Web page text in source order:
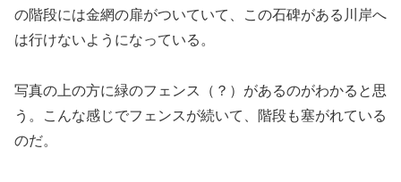
の階段には金網の扉がついていて、この石碑がある川岸へ
は行けないようになっている。
写真の上の方に緑のフェンス（？）があるのがわかると思
う。こんな感じでフェンスが続いて、階段も塞がれている
のだ。